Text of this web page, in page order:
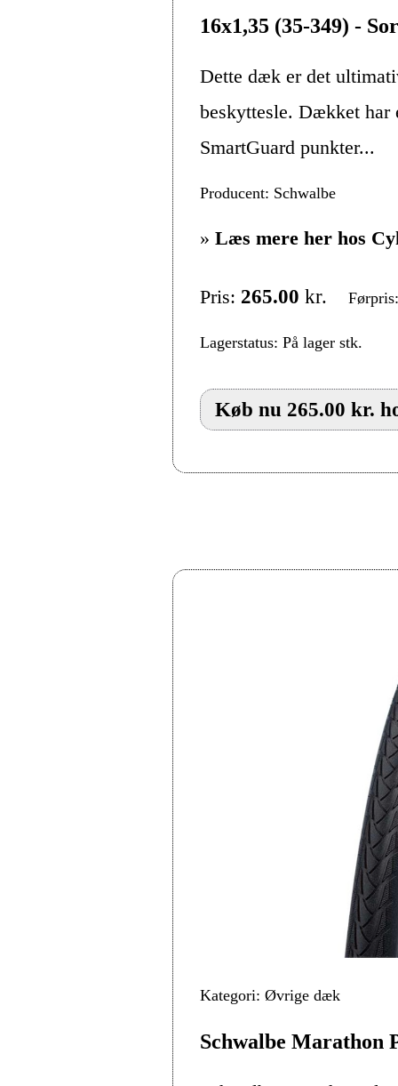
16x1,35 (35-349) -
Dette dæk er det
beskyttesle. Dækket
SmartGuard punkter...
Producent: Schwalbe
» Læs mere her hos
Pris: 265.00 kr.
Lagerstatus: På lager stk.
Køb nu 265.00 kr.
Kategori: Øvrige dæk
Schwalbe Marathon